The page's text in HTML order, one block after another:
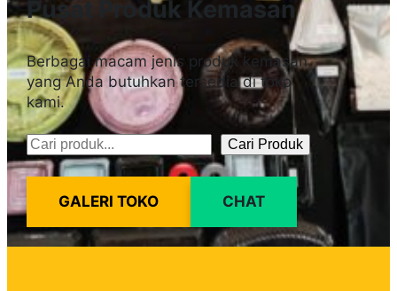
Pusat Produk Kemasan
Berbagai macam jenis produk kemasan
yang Anda butuhkan tersedia di toko
kami.
Pencarian Cari Produk
GALERI TOKO CHAT